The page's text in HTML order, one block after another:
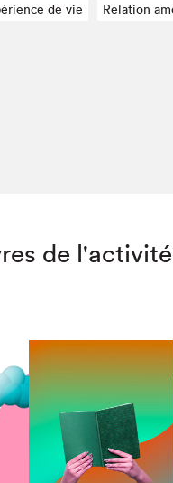
de vie Relation
de l'activité